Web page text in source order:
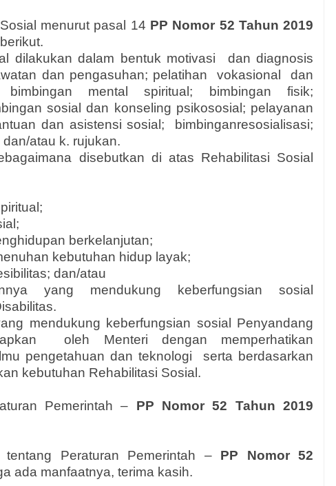
menurut pasal 14 PP Nomor 52 Tahun 2019
dilakukan dalam bentuk motivasi dan diagnosis
dan pengasuhan; pelatihan vokasional dan
bimbingan mental spiritual; bimbingan fisik;
sosial dan konseling psikososial; pelayanan
dan asistensi sosial; bimbinganresosialisasi;
atau k. rujukan.
disebutkan di atas Rehabilitasi Sosial
berkelanjutan;
kebutuhan hidup layak;
dan/atau
yang mendukung keberfungsian sosial
mendukung keberfungsian sosial Penyandang
oleh Menteri dengan memperhatikan
pengetahuan dan teknologi serta berdasarkan
kebutuhan Rehabilitasi Sosial.
Pemerintah – PP Nomor 52 Tahun 2019
tentang Peraturan Pemerintah – PP Nomor 52
ada manfaatnya, terima kasih.